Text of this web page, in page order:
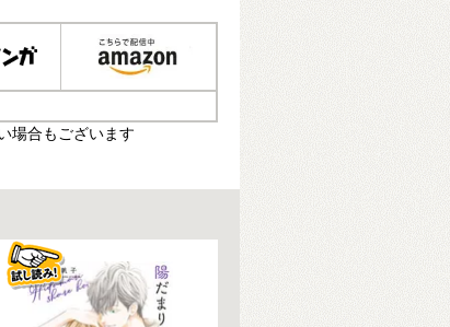
場合もございます